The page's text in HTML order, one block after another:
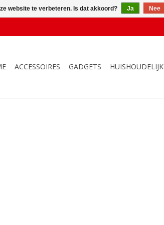
ACCESSOIRES GADGETS HUISHOUDELIJK
website te verbeteren. Is dat akkoord? Ja Nee